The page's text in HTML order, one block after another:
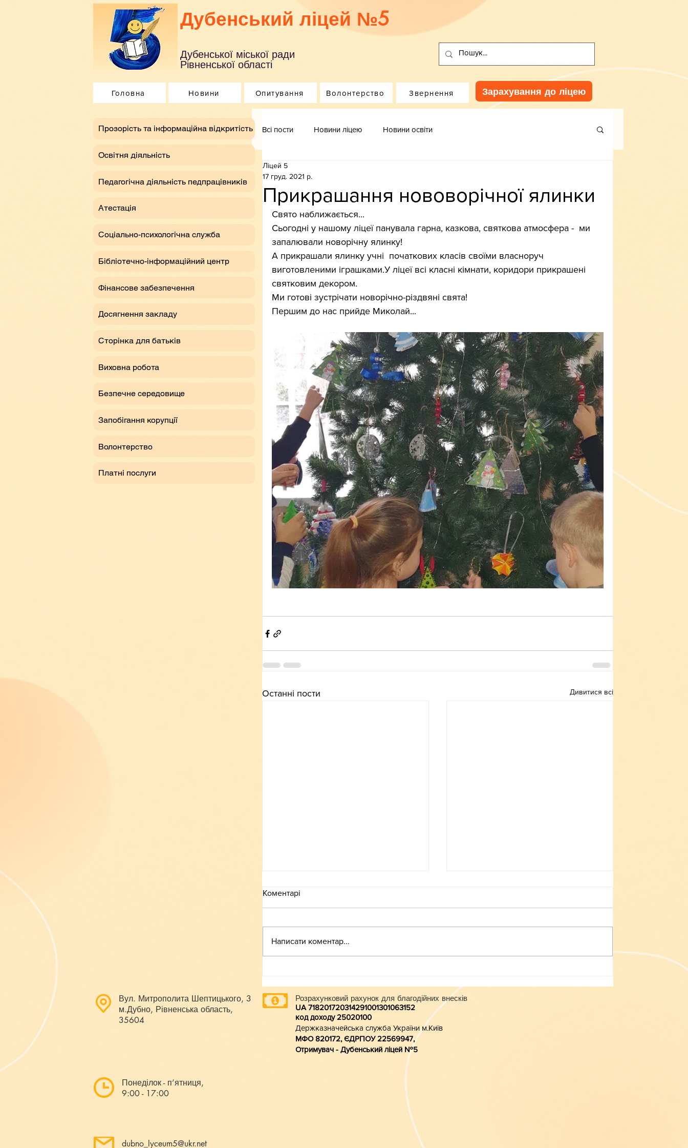
Дубенський ліцей №5
Дубенської міської ради
Рівненської області
Головна Новини Опитування Волонтерство Звернення Зарахування до ліцею
Всі пости Новини ліцею Новини освіти
Прикрашання нововорічної ялинки
Ліцей 5
17 груд. 2021 р.
Свято наближається...
Сьогодні у нашому ліцеї панувала гарна, казкова, святкова атмосфера -  ми
запалювали новорічну ялинку!
А прикрашали ялинку учні  початкових класів своїми власноруч
виготовленими іграшками.У ліцеї всі класні кімнати, коридори прикрашені
святковим декором.
Ми готові зустрічати новорічно-різдвяні свята!
Першим до нас прийде Миколай...
Останні пости Дивитися всі
Небезпека зачепінгу
Коментарі
Написати коментар...
​Прозорість та інформаційна відкритість
Освітня діяльність
Педагогічна діяльність педпрацівників
Атестація
Соціально-психологічна служба
Бібліотечно-інформаційний центр
Фінансове забезпечення
Досягнення закладу
Сторінка для батьків
Виховна робота
Безпечне середовище
Запобігання корупції
Волонтерство
Платні послуги
Вул. Митрополита Шептицького, 3
м.Дубно, Рівненська область,
35604
Понеділок - п’ятниця,
9:00 - 17:00
Розрахунковий рахунок для благодійних внесків
UA 718201720314291001301063152
код доходу 25020100
Держказначейська служба України м.Київ
МФО 820172, ЄДРПОУ 22569947,
Отримувач - Дубенський ліцей №5
dubno_lyceum5@ukr.net